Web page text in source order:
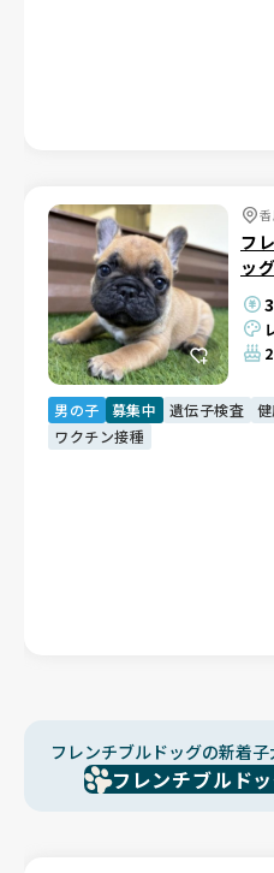
フ
ッグ
男の子 募集中 遺伝子検査
ワクチン接種
フレンチブルドッグの新着
フレンチブルド